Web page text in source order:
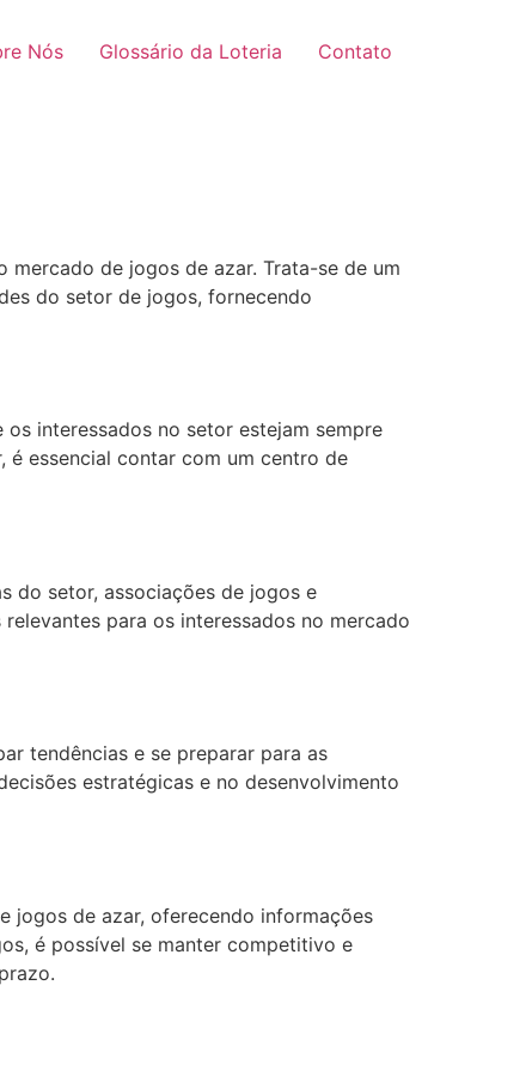
Nós Glossário da Loteria Contato
de jogos de azar. Trata-se de um
do setor de jogos, fornecendo
interessados no setor estejam sempre
essencial contar com um centro de
do setor, associações de jogos e
para os interessados no mercado
tendências e se preparar para as
estratégicas e no desenvolvimento
jogos de azar, oferecendo informações
é possível se manter competitivo e